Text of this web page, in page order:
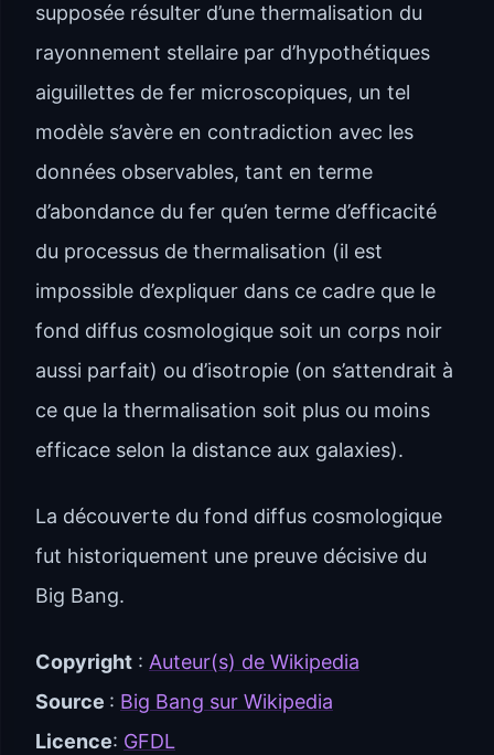
supposée résulter d’une thermalisation du
rayonnement stellaire par d’hypothétiques
aiguillettes de fer microscopiques, un tel
modèle s’avère en contradiction avec les
données observables, tant en terme
d’abondance du fer qu’en terme d’efficacité
du processus de thermalisation (il est
impossible d’expliquer dans ce cadre que le
fond diffus cosmologique soit un corps noir
aussi parfait) ou d’isotropie (on s’attendrait à
ce que la thermalisation soit plus ou moins
efficace selon la distance aux galaxies).
La découverte du fond diffus cosmologique
fut historiquement une preuve décisive du
Big Bang.
Copyright : Auteur(s) de Wikipedia
Source : Big Bang sur Wikipedia
Licence: GFDL